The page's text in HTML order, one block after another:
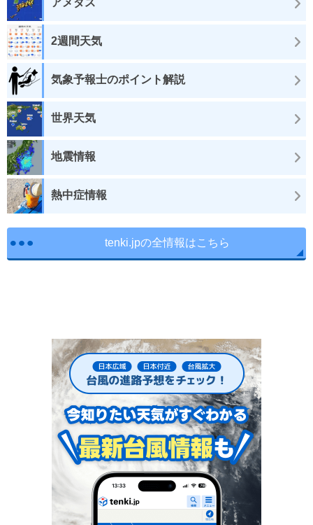
2週間天気
気象予報士のポイント解説
世界天気
地震情報
熱中症情報
tenki.jpの全情報はこちら